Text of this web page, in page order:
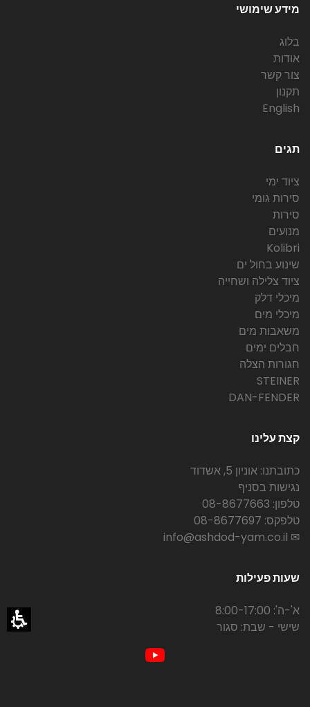
מידע שימושי
בלוג
אודות
צור קשר
תקנון
English
תגים
ציוד ימי
סירות גומי
סירות
מנועים
Kolibri
שינוע בחול ים
ציוד צלילה ושחייה
מיכלי דלק
מיכלי מים
משאבות מים
חבלים ימים
חגורות הצלה
STEINER
DAN-FENDER
קצת עלינו
כתובתנו: אוניון 5, אשדוד
נגישות בסניף
טלפון: 08-8677663
טלפקס: 08-8677697
✉ info@ashdod-yam.co.il
שעות פעילות
א'-ה': 8:00-17:00
שישי - שבת: סגור